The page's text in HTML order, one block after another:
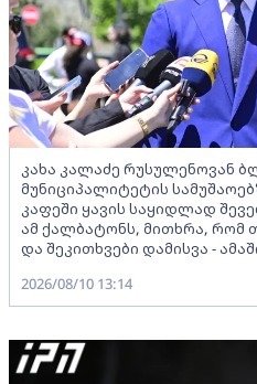
კახა კალაძე რუსულენოვან
მუნიციპალიტეტის
კაფეში ყავის საყიდლად
ამ ქალბატონს, მითხრა, რომ
და შეკითხვები დამისვა -
2026/08/10 13:14